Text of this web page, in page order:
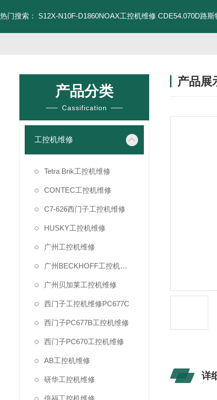
热门搜索： S12X-N10F-D1860NOAX工控机维修 CDE54.070D路
产品分类
Cassification
工控机维修
Tetra Brik工控机维修
CONTEC工控机维修
C7-626西门子工控机维修
HUSKY工控机维修
广州工控机维修
广州BECKHOFF工控机维修
广州贝加莱工控机维修
西门子工控机维修PC677C
西门子PC677B工控机维修
西门子PC670工控机维修
AB工控机维修
研华工控机维修
倍福工控机维修
产品展
详